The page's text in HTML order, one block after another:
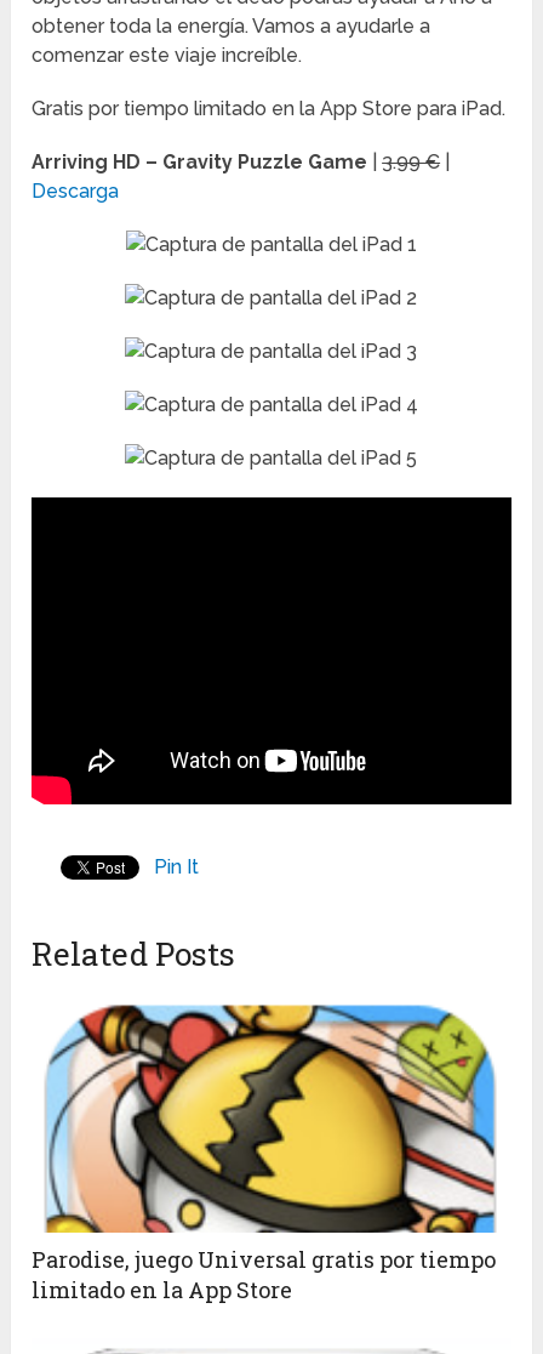
obtener toda la energía. Vamos a ayudarle a
comenzar este viaje increíble.
Gratis por tiempo limitado en la App Store para iPad.
Arriving HD – Gravity Puzzle Game |3.99 €
Descarga
Pin It
Related Posts
Parodise, juego Universal gratis por tiempo
limitado en la App Store